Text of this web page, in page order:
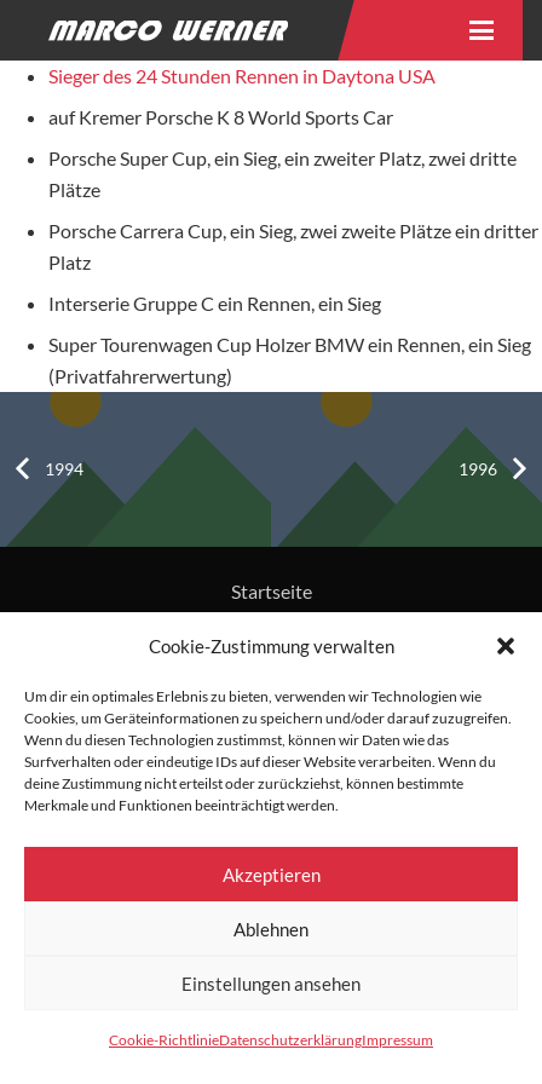
Cookie-Zustimmung verwalten
Um dir ein optimales Erlebnis zu bieten, verwenden wir Technologien wie
Cookies, um Geräteinformationen zu speichern und/oder darauf zuzugreifen.
Wenn du diesen Technologien zustimmst, können wir Daten wie das
Surfverhalten oder eindeutige IDs auf dieser Website verarbeiten. Wenn du
deine Zustimmung nicht erteilst oder zurückziehst, können bestimmte
Merkmale und Funktionen beeinträchtigt werden.
Akzeptieren
Ablehnen
Einstellungen ansehen
Cookie-RichtlinieDatenschutzerklärungImpressum
Sieger des 24 Stunden Rennen in Daytona USA
auf Kremer Porsche K 8 World Sports Car
Porsche Super Cup, ein Sieg, ein zweiter Platz, zwei dritte
Plätze
Porsche Carrera Cup, ein Sieg, zwei zweite Plätze ein dritter
Platz
Interserie Gruppe C ein Rennen, ein Sieg
Super Tourenwagen Cup Holzer BMW ein Rennen, ein Sieg
(Privatfahrerwertung)
1994 1996
Startseite
Datenschutz
Impressum
Cookie-Richtlinie (EU)